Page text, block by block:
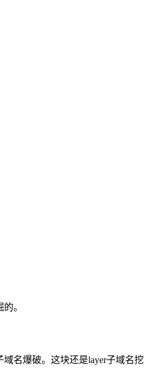
。
名爆破。这块还是layer子域名挖